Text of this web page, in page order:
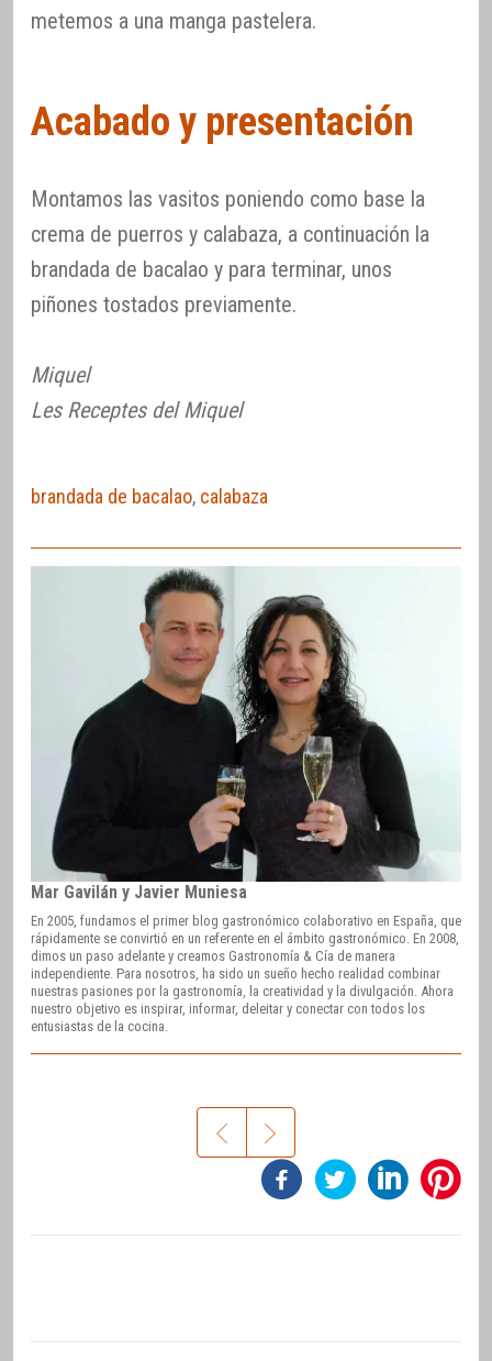
metemos a una manga pastelera.
Acabado y presentación
Montamos las vasitos poniendo como base la
crema de puerros y calabaza, a continuación la
brandada de bacalao y para terminar, unos
piñones tostados previamente.
Miquel
Les Receptes del Miquel
brandada de bacalao, calabaza
Mar Gavilán y Javier Muniesa
En 2005, fundamos el primer blog gastronómico colaborativo en España, que
rápidamente se convirtió en un referente en el ámbito gastronómico. En 2008,
dimos un paso adelante y creamos Gastronomía & Cía de manera
independiente. Para nosotros, ha sido un sueño hecho realidad combinar
nuestras pasiones por la gastronomía, la creatividad y la divulgación. Ahora
nuestro objetivo es inspirar, informar, deleitar y conectar con todos los
entusiastas de la cocina.